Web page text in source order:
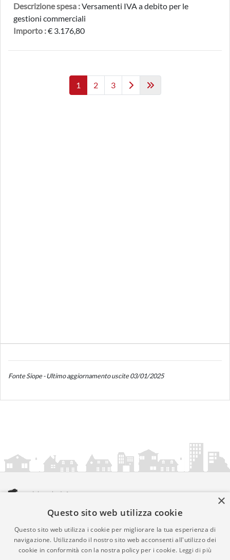
Descrizione spesa :Versamenti IVA a debito per le
gestioni commerciali
Importo :€ 3.176,80
1 2 3
Fonte Siope - Ultimo aggiornamento uscite 03/01/2025
amministrazionicomunali.it è una iniziativa diartemedia.it
© Copyright MMXXIV - P.IVA 05400000724
Informazioni sul servizio |Informativa Privacy| Informativa
Cookies • Time 0.0184
×
Questo sito web utilizza cookie
Questo sito web utilizza i cookie per migliorare la tua esperienza di
navigazione. Utilizzando il nostro sito web acconsenti all'utilizzo dei
cookie in conformità con la nostra policy per i cookie. Leggi di più